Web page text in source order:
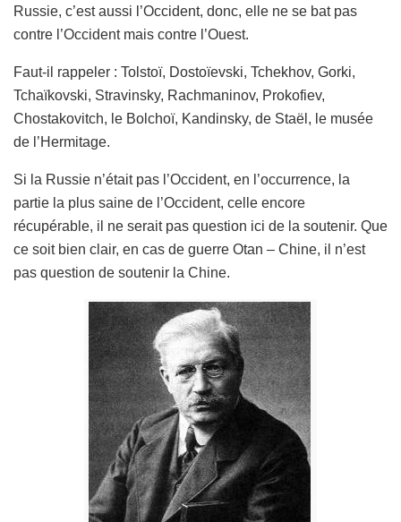
Russie, c’est aussi l’Occident, donc, elle ne se bat pas
contre l’Occident mais contre l’Ouest.
Faut-il rappeler : Tolstoï, Dostoïevski, Tchekhov, Gorki,
Tchaïkovski, Stravinsky, Rachmaninov, Prokofiev,
Chostakovitch, le Bolchoï, Kandinsky, de Staël, le musée
de l’Hermitage.
Si la Russie n’était pas l’Occident, en l’occurrence, la
partie la plus saine de l’Occident, celle encore
récupérable, il ne serait pas question ici de la soutenir. Que
ce soit bien clair, en cas de guerre Otan – Chine, il n’est
pas question de soutenir la Chine.